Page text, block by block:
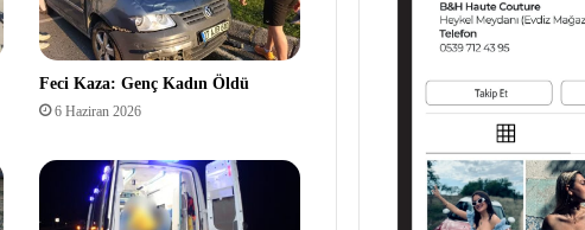
Feci Kaza: Genç Kadın Öldü
6 Haziran 2026